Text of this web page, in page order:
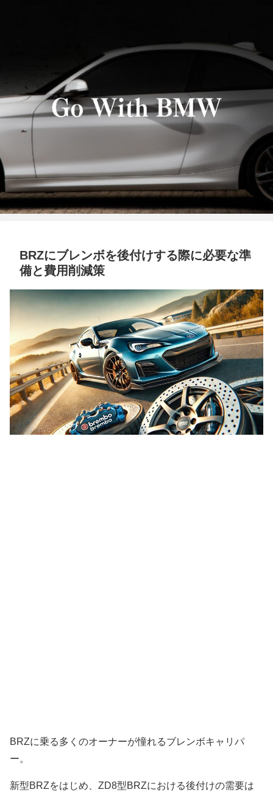
BRZにブレンボを後付けする際に必要な準
備と費用削減策
BRZに乗る多くのオーナーが憧れるブレンボキャリパ
ー。
新型BRZをはじめ、ZD8型BRZにおける後付けの需要は